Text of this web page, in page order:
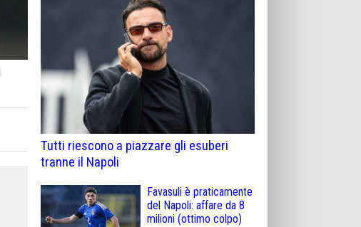
Tutti riescono a piazzare gli esuberi
tranne il Napoli
Favasuli è praticamente
del Napoli: affare da 8
milioni (ottimo colpo)